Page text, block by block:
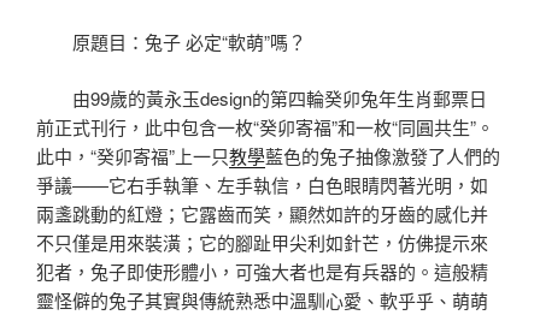
原題目：兔子 必定“軟萌”嗎？
由99歲的黃永玉design的第四輪癸卯兔年生肖郵票日
前正式刊行，此中包含一枚“癸卯寄福”和一枚“同圓共生”。
此中，“癸卯寄福”上一只教學藍色的兔子抽像激發了人們的
爭議——它右手執筆、左手執信，白色眼睛閃著光明，如
兩盞跳動的紅燈；它露齒而笑，顯然如許的牙齒的感化并
不只僅是用來裝潢；它的腳趾甲尖利如針芒，仿佛提示來
犯者，兔子即使形體小，可強大者也是有兵器的。這般精
靈怪僻的兔子其實與傳統熟悉中溫馴心愛、軟乎乎、萌萌